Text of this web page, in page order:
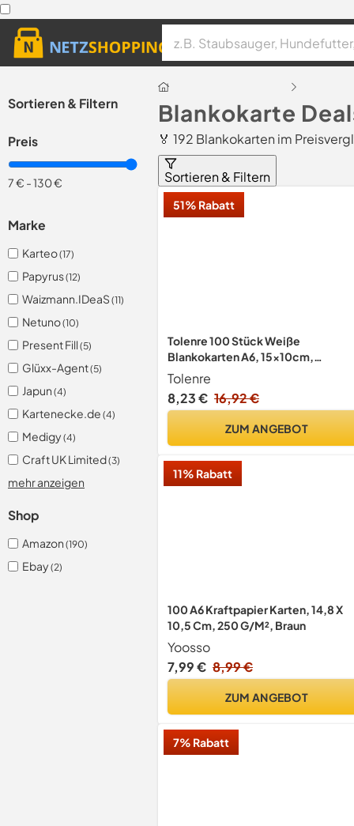
Sortieren & Filtern
Preis
7 € -130 €
Marke
Karteo(17)
Papyrus(12)
Waizmann.IDeaS (11)
Netuno(10)
Present Fill(5)
Glüxx-Agent(5)
Japun (4)
Kartenecke.de (4)
Medigy(4)
Craft UK Limited(3)
mehr anzeigen
Shop
Amazon (190)
Ebay(2)
Blankokarte
🏅 192 Blankokarten im
Sortieren & Filtern
51% Rabatt
Tolenre 100 Stück Weiße
Blankokarten A6, 15x10cm,
250g/m², Moderationskarten,
Blanko Karten zum Selbstgestalten,
DIY Karten, Hochzeitskarten,
Tolenre
8,23 € 16,92 €
ZUM ANGEBOT
11% Rabatt
100 A6 Kraftpapier Karten, 14,8 X
10,5 Cm, 250 G/M², Braun
Yoosso
7,99 € 8,99 €
ZUM ANGEBOT
7% Rabatt